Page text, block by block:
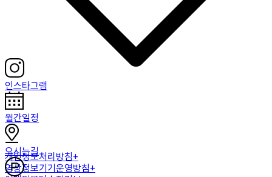
인스타그램
월간일정
오시는길
개인정보처리방침+
영상정보기기운영방침+